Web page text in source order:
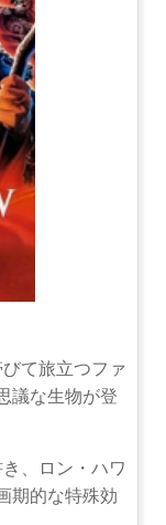
て旅立つファ
議な生物が登
、ロン・ハワ
期的な特殊効